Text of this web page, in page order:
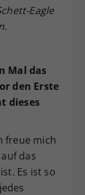
Eagle
Mal das
den Erste
dieses
freue mich
das
Es ist so